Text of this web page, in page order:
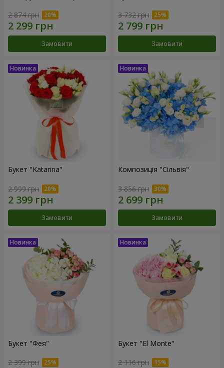
2 874 грн
Замовити
3 732 грн
Замовити
Букет "Katarina"
2 999 грн
Замовити
Композиція "Сільвія"
3 856 грн
Замовити
Букет "Фея"
2 399 грн
Букет "El Monte"
2 116 грн